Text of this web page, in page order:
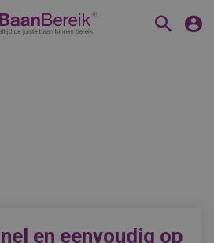
en eenvoudig op